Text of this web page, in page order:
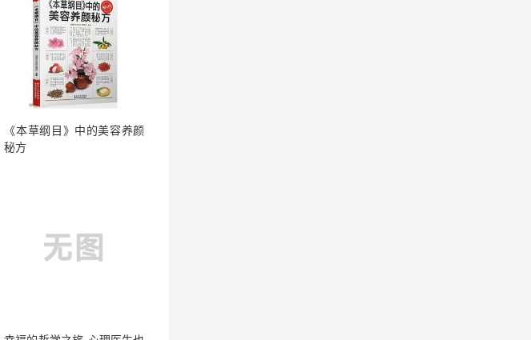
《本草纲目》中的美容养颜
秘方